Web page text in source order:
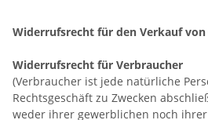
Widerrufsrecht für den Verkauf von
Widerrufsrecht für Verbraucher
(Verbraucher ist jede natürliche
Rechtsgeschäft zu Zwecken
weder ihrer gewerblichen noch